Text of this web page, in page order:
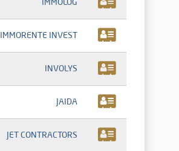
IMMOLOG
IMMORENTE INVEST
INVOLYS
JAIDA
JET CONTRACTORS